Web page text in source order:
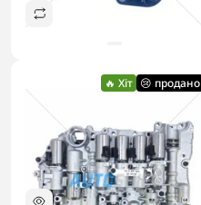
🔥 Хіт 😢 продано